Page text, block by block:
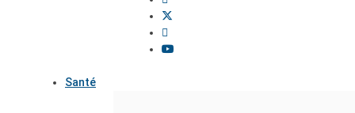
Santé